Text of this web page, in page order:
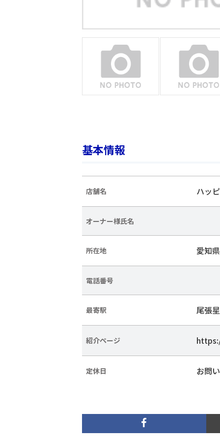
基本情報
店舗名 ハッ
オーナー様氏名
所在地 愛知
電話番号
最寄駅 尾張
紹介ページ
定休日 お問